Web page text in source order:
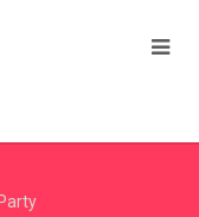
Party